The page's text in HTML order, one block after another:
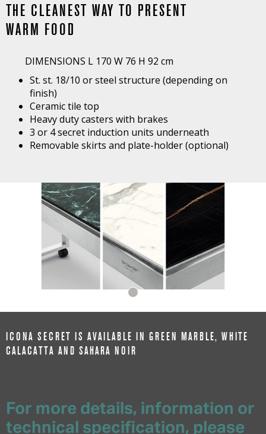
THE CLEANEST WAY TO PRESENT
WARM FOOD
DIMENSIONS L 170 W 76 H 92 cm
St. st. 18/10 or steel structure (depending on
finish)
Ceramic tile top
Heavy duty casters with brakes
3 or 4 secret induction units underneath
Removable skirts and plate-holder (optional)
ICONA SECRET IS AVAILABLE IN GREEN MARBLE, WHITE
CALACATTA AND SAHARA NOIR
For more details, information or
technical specification, please